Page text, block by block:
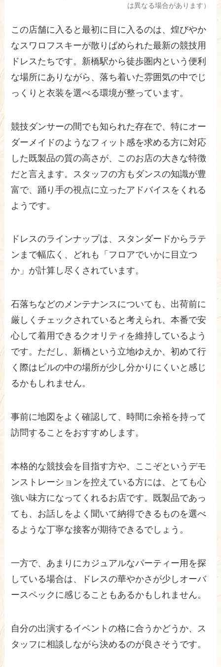
は異なる場合があります）
この店舗に入ると最初に目に入るのは、煌びやか
なスワロフスキーが散りばめられた最新の競技用
ドレスたちです。新橋駅から徒歩圏内という便利
な場所にありながら、落ち着いた雰囲気の中でじ
っくりと衣装を選べる環境が整っています。
競技ダンサーの間でも知られた存在で、特にオー
ダーメイドのようなフィット感を求める方に対応
した既製品の質の高さが、このお店の大きな特徴
だと言えます。スタッフの方もダンスの知識が豊
富で、踊り手の視点に立ったアドバイスをくれる
ようです。
ドレスのラインナップは、スタンダードからラテ
ンまで幅広く、どれも「フロアでいかに目立つ
か」が計算し尽くされています。
石落ちなどのメンテナンスについても、出荷前に
厳しくチェックされていると考えられ、本番で安
心して着用できるクオリティを維持しているよう
です。ただし、新橋という立地ゆえか、初めて行
く際はビルの中の場所が少し分かりにくいと感じ
るかもしれません。
事前に地図をよく確認して、時間に余裕を持って
訪問することをおすすめします。
本格的な競技会を目指す方や、ここぞというデモ
ンストレーションを控えている方には、とても心
強い味方になってくれるお店です。既製品であっ
ても、お話しをよく聞いて納得できるものを選べ
るような丁寧な接客が期待できるでしょう。
一方で、あまりにカジュアルなパーティー用を探
している場合は、ドレスの華やかさが少しオーバ
ースペックに感じることもあるかもしれません。
自分の出演するイベントの格に合うかどうか、ス
タッフに相談しながら決めるのが良さそうです。